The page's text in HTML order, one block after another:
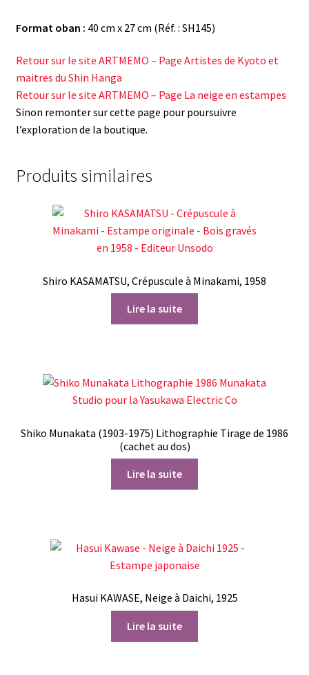
Format oban : 40 cm x 27 cm (Réf. : SH145)
Retour sur le site ARTMEMO – Page Artistes de Kyoto et
maitres du Shin Hanga
Retour sur le site ARTMEMO – Page La neige en estampes
Sinon remonter sur cette page pour poursuivre
l’exploration de la boutique.
Produits similaires
Shiro KASAMATSU, Crépuscule à Minakami, 1958
Lire la suite
Shiko Munakata (1903-1975) Lithographie Tirage de 1986
(cachet au dos)
Lire la suite
Hasui KAWASE, Neige à Daichi, 1925
Lire la suite